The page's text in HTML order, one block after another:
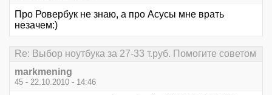
Про Ровербук не знаю, а про Асусы мне врать
незачем:)
Re: Выбор ноутбука за 27-33 т.руб. Помогите советом
markmening
45 - 22.10.2010 - 14:46